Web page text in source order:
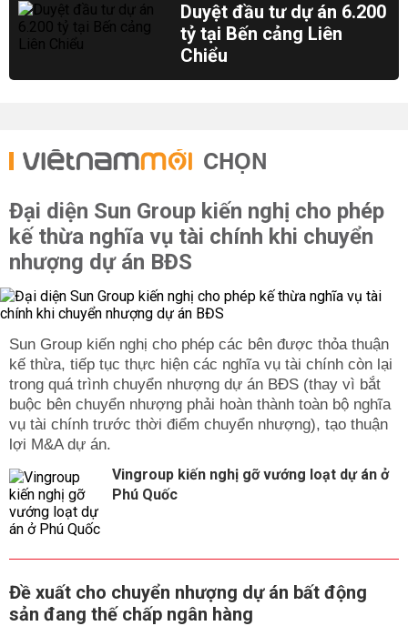
Duyệt đầu tư dự án 6.200
tỷ tại Bến cảng Liên
Chiểu
CHỌN
Đại diện Sun Group kiến nghị cho phép
kế thừa nghĩa vụ tài chính khi chuyển
nhượng dự án BĐS
Sun Group kiến nghị cho phép các bên được thỏa thuận
kế thừa, tiếp tục thực hiện các nghĩa vụ tài chính còn lại
trong quá trình chuyển nhượng dự án BĐS (thay vì bắt
buộc bên chuyển nhượng phải hoàn thành toàn bộ nghĩa
vụ tài chính trước thời điểm chuyển nhượng), tạo thuận
lợi M&A dự án.
Vingroup kiến nghị gỡ vướng loạt dự án ở
Phú Quốc
Đề xuất cho chuyển nhượng dự án bất động
sản đang thế chấp ngân hàng